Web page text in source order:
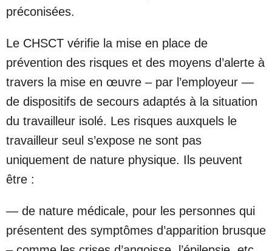
préconisées.
Le CHSCT vérifie la mise en place de
prévention des risques et des moyens d’alerte à
travers la mise en œuvre – par l’employeur —
de dispositifs de secours adaptés à la situation
du travailleur isolé. Les risques auxquels le
travailleur seul s’expose ne sont pas
uniquement de nature physique. Ils peuvent
être :
— de nature médicale, pour les personnes qui
présentent des symptômes d’apparition brusque